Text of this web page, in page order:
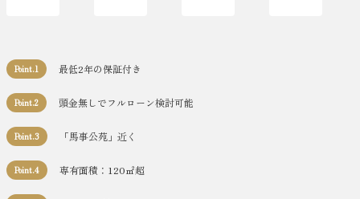
Point.1 最低2年の保証付き
Point.2 頭金無しでフルローン検討可能
Point.3 「馬事公苑」近く
Point.4 専有面積：120㎡超